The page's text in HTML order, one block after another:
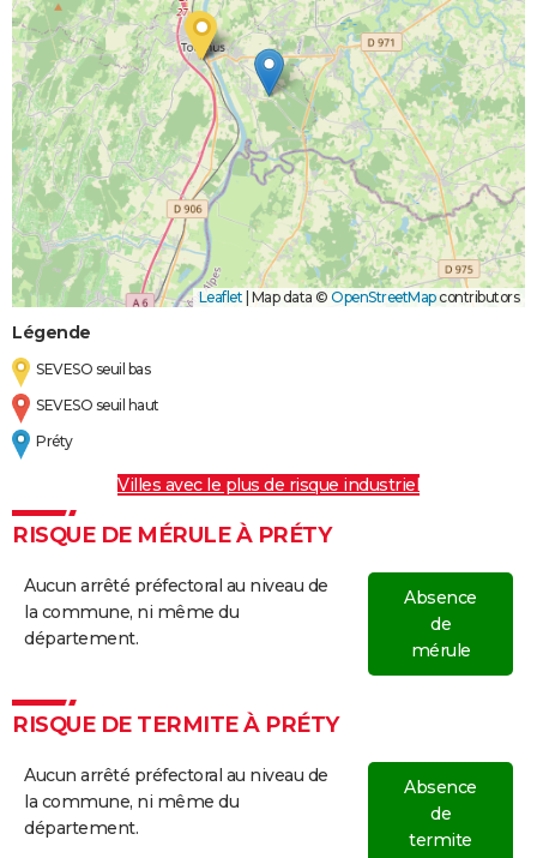
Leaflet | Map data © OpenStreetMapcontributors
Légende
SEVESO seuil bas
SEVESO seuil haut
Préty
Villes avec le plus de risque industriel
RISQUE DE MÉRULE À PRÉTY
Aucun arrêté préfectoral au niveau de
la commune, ni même du
département.
Absence
de
mérule
RISQUE DE TERMITE À PRÉTY
Aucun arrêté préfectoral au niveau de
la commune, ni même du
département.
Absence
de
termite